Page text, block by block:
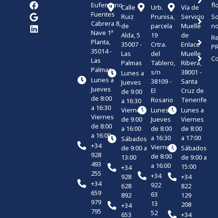
Eufemiano
Fuentes
Cabrera 8,
Nave 1ª
Planta,
35014 -
Las
Palmas
Lunes a
Jueves
de 8:00
a 16:30
Viernes
de 8:00
a 16:00
+34
928
493
255
+34
659
979
795
Calle
Ruiz
de
Alda, 5
35007 -
Las
Palmas
Lunes a
Jueves
de 9:00
a 16:30
Viernes
de 9:00
a 16:00
Sábados
de 9:00 a
13:00
+34
928
628
892
+34
653
Urb.
Prunisa,
parcela
19
Crtra.
del
Tablero,
s/n
38109 -
El
Rosario
Lunes a
Jueves
de 8:00
a 16:30
Viernes
de 8:00
a 16:00
+34
922
63
13
52
Vía de
Servicio
Muelle
de
Enlace
Muelle
Ribera,
38001 -
Santa
Cruz de
Tenerife
Lunes a
Viernes
de 8:00
a 17:00
Sábados
de 9:00 a
15:00
+34
822
129
208
+34